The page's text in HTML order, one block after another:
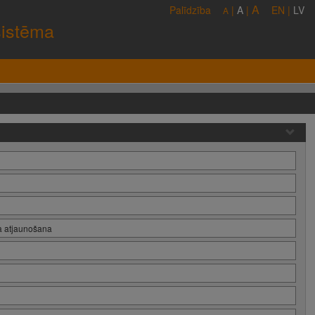
Palīdzība A | A | A EN | LV
atjaunošana